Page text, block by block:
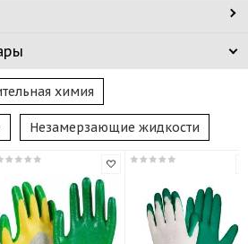
химия
Незамерзающие жидкости